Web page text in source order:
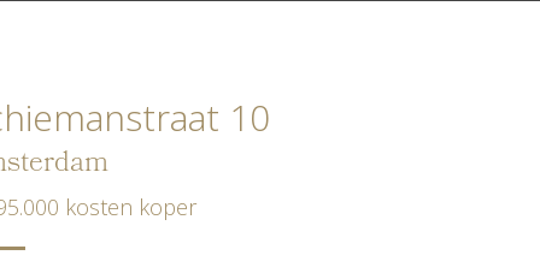
10
kosten koper